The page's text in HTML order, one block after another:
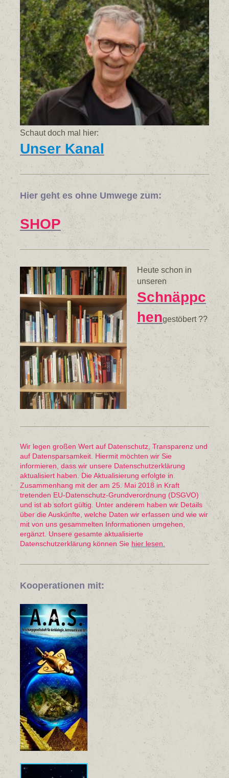
Schaut doch mal hier:
Unser Kanal
Hier geht es ohne Umwege zum:
SHOP
Heute schon in
unseren
Schnäppc
hengestöbert ??
Wir legen großen Wert auf Datenschutz, Transparenz und
auf Datensparsamkeit. Hiermit möchten wir Sie
informieren, dass wir unsere Datenschutzerklärung
aktualisiert haben. Die Aktualisierung erfolgte in
Zusammenhang mit der am 25. Mai 2018 in Kraft
tretenden EU-Datenschutz-Grundverordnung (DSGVO)
und ist ab sofort gültig. Unter anderem haben wir Details
über die Auskünfte, welche Daten wir erfassen und wie wir
mit von uns gesammelten Informationen umgehen,
ergänzt. Unsere gesamte aktualisierte
Datenschutzerklärung können Sie hier lesen.
Kooperationen mit: